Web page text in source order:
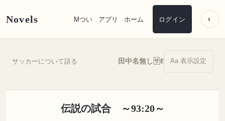
Novels Mつい アプリ ホーム ログイン ◐
サッカーについて語る 田中名無し🈂️ℓ Aa 表示設定
伝説の試合 ～93:20～